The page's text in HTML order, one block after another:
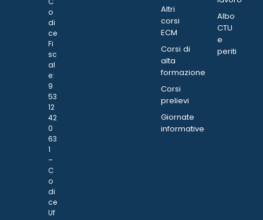
o
di
ce
Fi
sc
al
e:
9
53
12
42
0
63
1
–
C
o
di
ce
Uf
Altri
corsi
ECM
Corsi di
alta
formazione
Corsi
prelievi
Giornate
informative
Albo
CTU
e
periti